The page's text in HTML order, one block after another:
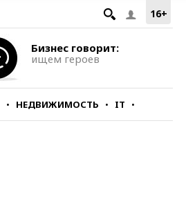
16+
Бизнес говорит:
ищем героев
НЕДВИЖИМОСТЬ IT